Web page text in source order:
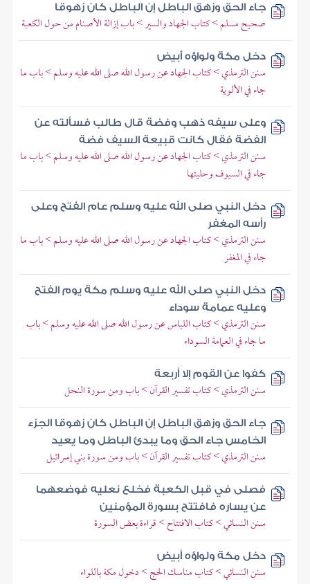
جاء الحق وزهق الباطل إن الباطل كان زهوقا
صحيح مسلم > كتاب الجهاد والسير > باب إزالة الأصنام من حول الكعبة
دخل مكة ولواؤه أبيض
سنن الترمذي > كتاب الجهاد عن رسول الله صلى الله عليه وسلم > باب ما
جاء في الألوية
وعلى سيفه ذهب وفضة قال طالب فسألته عن
الفضة فقال كانت قبيعة السيف فضة
سنن الترمذي > كتاب الجهاد عن رسول الله صلى الله عليه وسلم > باب ما
جاء في السيوف وحليتها
دخل النبي صلى الله عليه وسلم عام الفتح وعلى
رأسه المغفر
سنن الترمذي > كتاب الجهاد عن رسول الله صلى الله عليه وسلم > باب ما
جاء في المغفر
دخل النبي صلى الله عليه وسلم مكة يوم الفتح
وعليه عمامة سوداء
سنن الترمذي > كتاب اللباس عن رسول الله صلى الله عليه وسلم > باب
ما جاء في العمامة السوداء
كفوا عن القوم إلا أربعة
سنن الترمذي > كتاب تفسير القرآن > باب ومن سورة النحل
جاء الحق وزهق الباطل إن الباطل كان زهوقا الجزء
الخامس جاء الحق وما يبدئ الباطل وما يعيد
سنن الترمذي > كتاب تفسير القرآن > باب ومن سورة بني إسرائيل
فصلى في قبل الكعبة فخلع نعليه فوضعهما
عن يساره فافتتح بسورة المؤمنين
سنن النسائي > كتاب الافتتاح > قراءة بعض السورة
دخل مكة ولواؤه أبيض
سنن النسائي > كتاب مناسك الحج > دخول مكة باللواء